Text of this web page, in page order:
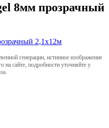
8мм прозрачный
генерации, истинное изображение
на сайте, подробности уточняйте у